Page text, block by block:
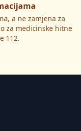
a ne zamjena za
za medicinske hitne
112.